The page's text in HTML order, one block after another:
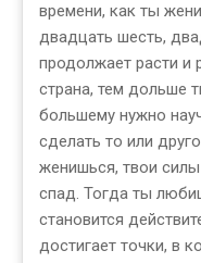
времени, как ты
двадцать шесть,
продолжает расти и
страна, тем дольше
большему нужно
сделать то или
женишься, твои
спад. Тогда ты
становится
достигает точки, в